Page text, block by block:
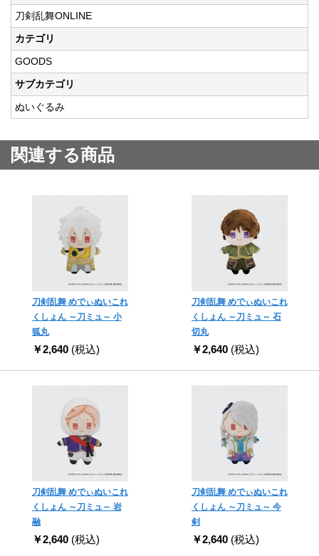
刀剣乱舞ONLINE
カテゴリ
GOODS
サブカテゴリ
ぬいぐるみ
関連する商品
刀剣乱舞 めでぃぬいこれ
くしょん ～刀ミュ～ 小
狐丸
￥2,640 (税込)
刀剣乱舞 めでぃぬいこれ
くしょん ～刀ミュ～ 石
切丸
￥2,640 (税込)
刀剣乱舞 めでぃぬいこれ
くしょん ～刀ミュ～ 岩
融
￥2,640 (税込)
刀剣乱舞 めでぃぬいこれ
くしょん ～刀ミュ～ 今
剣
￥2,640 (税込)